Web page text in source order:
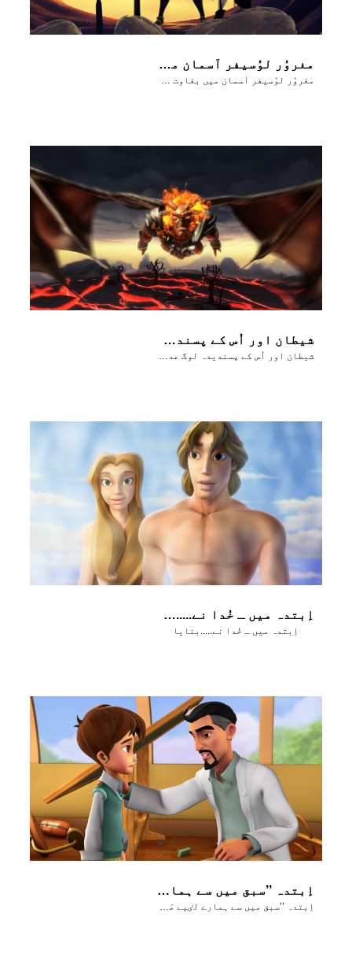
مغروُر لوُسیفر آسمان میں بغاوت شُروع کرتا ہے
شیطان اور اُس کے پسندیدہ لوگ عدن میں آدم اور حوّا کے زوال پر خوشی مناتے ہیں
اِبتدہ میں ـ خُدا نے.....بنایا
اِبتدہ میں ـ خُدا نے.....بنایا
اِبتدہ ’’سبق میں سے ہمارے لٸیے مَسیح کی مُحبت کے پیغام کے مناظِر‘‘
اِبتدہ ’’سبق میں سے ہمارے لٸیے مَسیح کی مُحبت کے پیغام کے مناظِر‘‘